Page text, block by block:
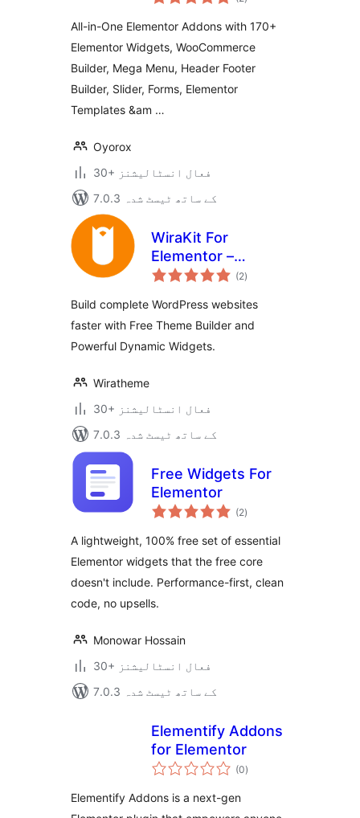
Templates,
Elementor Addons
& WooCommerce
Extensions
All-in-One Elementor Addons with 170+
Elementor Widgets, WooCommerce
Builder, Mega Menu, Header Footer
Builder, Slider, Forms, Elementor
Templates &am …
Oyorox
30+ فعال انسٹالیشنز
7.0.3 کے ساتھ ٹیسٹ شدہ
WiraKit For
Elementor –
Powerful
And Theme Builder
(2مجموعی
درجہ
)
Build complete WordPress websites
faster with Free Theme Builder and
Powerful Dynamic Widgets.
Wiratheme
30+ فعال انسٹالیشنز
7.0.3 کے ساتھ ٹیسٹ شدہ
Free Widgets For
Elementor
(2مجموعی
درجہ
)
A lightweight, 100% free set of essential
Elementor widgets that the free core
doesn't include. Performance-first, clean
code, no upsells.
Monowar Hossain
30+ فعال انسٹالیشنز
7.0.3 کے ساتھ ٹیسٹ شدہ
Elementify Addons
for Elementor
(0مجموعی
درجہ
)
Elementify Addons is a next-gen